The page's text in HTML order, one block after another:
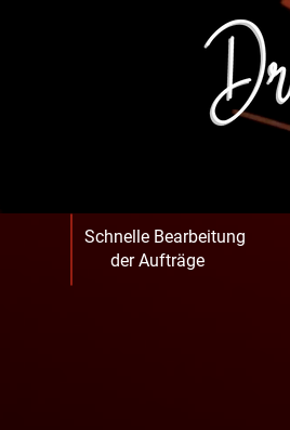
Schnelle Bearbeitung
der Aufträge